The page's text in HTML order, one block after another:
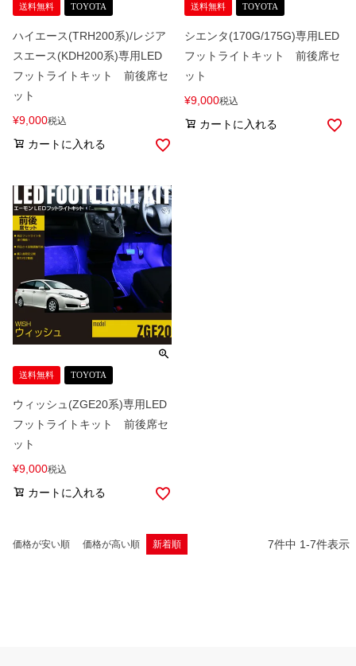
送料無料 TOYOTA
ハイエース(TRH200系)/レジア
スエース(KDH200系)専用LED
フットライトキット 前後席セ
ット
¥9,000税込
カートに入れる
送料無料 TOYOTA
シエンタ(170G/175G)専用LED
フットライトキット 前後席セ
ット
¥9,000税込
カートに入れる
送料無料 TOYOTA
ウィッシュ(ZGE20系)専用LED
フットライトキット 前後席セ
ット
¥9,000税込
カートに入れる
価格が安い順 価格が高い順 新着順 7件中 1-7件表示